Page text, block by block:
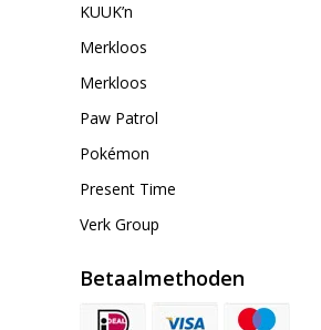
KUUK’n
Merkloos
Merkloos
Paw Patrol
Pokémon
Present Time
Verk Group
Betaalmethoden